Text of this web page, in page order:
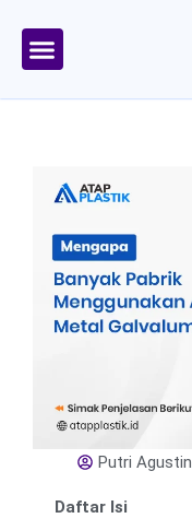
content
Putri Agustin
Daftar Isi